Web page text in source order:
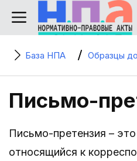
База НПА Образцы
Письмо-
Письмо-претензия –
относящийся к